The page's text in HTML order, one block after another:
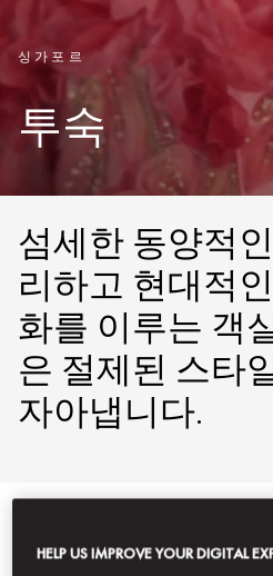
싱가포르
투숙
섬세한 동양적
리하고 현대적
화를 이루는 객
은 절제된 스타
자아냅니다.
HELP US IMPROVE YOUR DIGITAL